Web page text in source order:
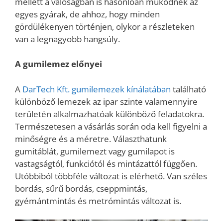
egyes gyárak, de ahhoz, hogy minden
gördülékenyen történjen, olykor a részleteken
van a legnagyobb hangsúly.
A gumilemez előnyei
A DarTech Kft. gumilemezek kínálatában található
különböző lemezek az ipar szinte valamennyire
területén alkalmazhatóak különböző feladatokra.
Természetesen a vásárlás során oda kell figyelni a
minőségre és a méretre. Választhatunk
gumitáblát, gumilemezt vagy gumilapot is
vastagságtól, funkciótól és mintázattól függően.
Utóbbiból többféle változat is elérhető. Van széles
bordás, sűrű bordás, cseppmintás,
gyémántmintás és metrómintás változat is.